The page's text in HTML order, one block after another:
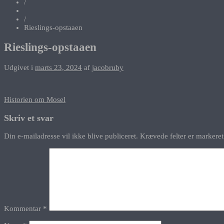
/
/
Rieslings-opstaaen
Rieslings-opstaaen
Udgivet i marts 23, 2024 af jacobruby
Indlægsnavigation
Historien om Mosel
Skriv et svar
Din e-mailadresse vil ikke blive publiceret. Krævede felter er
Kommentar *